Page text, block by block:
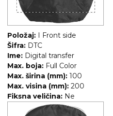
TEHNOLOGIJA
KANCELARIJA
KUĆNI SETOVI
OLOVKE
PRIVESCI & ALATI
TORBE & PUTOVANJE
Položaj: I Front side
Šifra: DTC
Ime: Digital transfer
Max. boja: Full Color
Max. širina (mm): 100
Max. visina (mm): 200
Fiksna veličina: Ne